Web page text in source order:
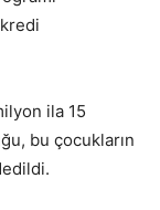
ila 15
bu çocukların